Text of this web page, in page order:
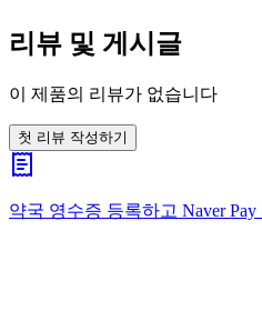
리뷰 및 게시글
이 제품의 리뷰가 없습니다
첫 리뷰 작성하기
약국 영수증 등록하고 Naver Pay